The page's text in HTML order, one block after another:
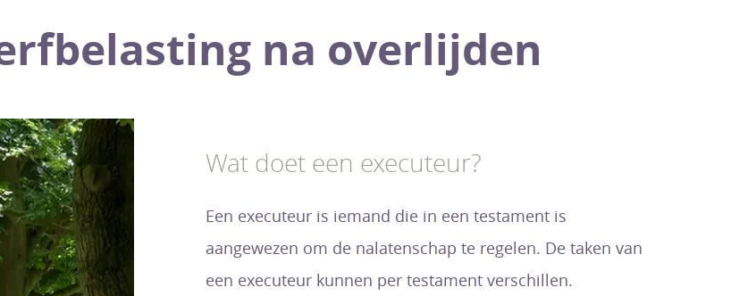
na overlijden
Wat doet een executeur?
Een executeur is iemand die in een testament is
aangewezen om de nalatenschap te regelen. De taken van
een executeur kunnen per testament verschillen.